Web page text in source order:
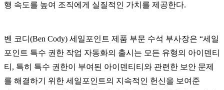
행 속도를 높여 조직에게 실질적인 가치를 제공한다.
벤 코디(Ben Cody) 세일포인트 제품 부문 수석 부사장은 “세일
포인트 특수 권한 작업 자동화의 출시는 모든 유형의 아이덴티
티, 특히 특수 권한이 부여된 아이덴티티와 관련한 보안 문제
를 해결하기 위한 세일포인트의 지속적인 헌신을 보여준